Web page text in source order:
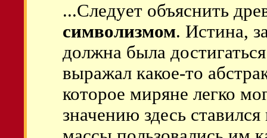
...Следует объяснить
символизмом. Истина,
должна была
выражал какое-то
которое миряне легко
значению здесь